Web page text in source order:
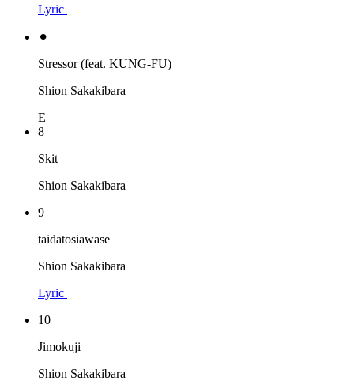
Lyric
⚫︎
Stressor (feat. KUNG-FU)
Shion Sakakibara
E
8
Skit
Shion Sakakibara
9
taidatosiawase
Shion Sakakibara
Lyric
10
Jimokuji
Shion Sakakibara